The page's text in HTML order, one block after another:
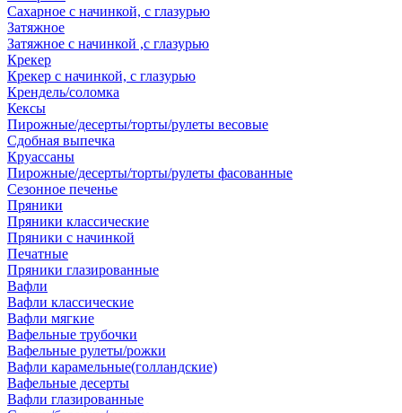
Сахарное с начинкой, с глазурью
Затяжное
Затяжное с начинкой ,с глазурью
Крекер
Крекер с начинкой, с глазурью
Крендель/соломка
Кексы
Пирожные/десерты/торты/рулеты весовые
Сдобная выпечка
Круассаны
Пирожные/десерты/торты/рулеты фасованные
Сезонное печенье
Пряники
Пряники классические
Пряники с начинкой
Печатные
Пряники глазированные
Вафли
Вафли классические
Вафли мягкие
Вафельные трубочки
Вафельные рулеты/рожки
Вафли карамельные(голландские)
Вафельные десерты
Вафли глазированные